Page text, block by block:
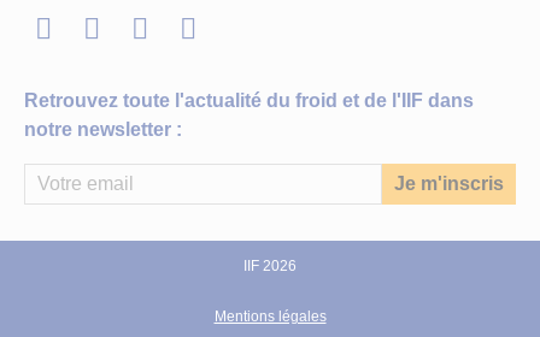
LinkedInTwitterFacebook
Youtube
Retrouvez toute l'actualité du froid et de l'IIF dans
notre newsletter :
IIF 2026
Mentions légales